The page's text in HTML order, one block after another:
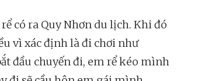
có ra Quy Nhơn du lịch. Khi đó
vì xác định là đi chơi như
đầu chuyến đi, em rể kéo mình